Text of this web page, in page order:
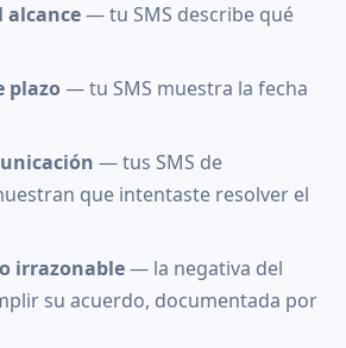
alcance— tu SMS describe qué
plazo— tu SMS muestra la fecha
— tus SMS de
que intentaste resolver el
irrazonable— la negativa del
su acuerdo, documentada por